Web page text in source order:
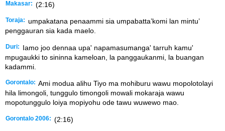
Makasar: (2:16)
Toraja: umpakatana penaammi sia umpabatta’komi lan mintu’
penggauran sia kada maelo.
Duri:
Iamo joo dennaa upa' napamasumanga' tarruh kamu'
mpugaukki to sininna kameloan, la panggaukanmi, la buangan
kadammi.
Gorontalo: Ami modua alihu Tiyo ma mohiburu wawu mopolotolayi
hila limongoli, tunggulo timongoli mowali mokaraja wawu
mopotunggulo loiya mopiyohu ode tawu wuwewo mao.
Gorontalo 2006: (2:16)